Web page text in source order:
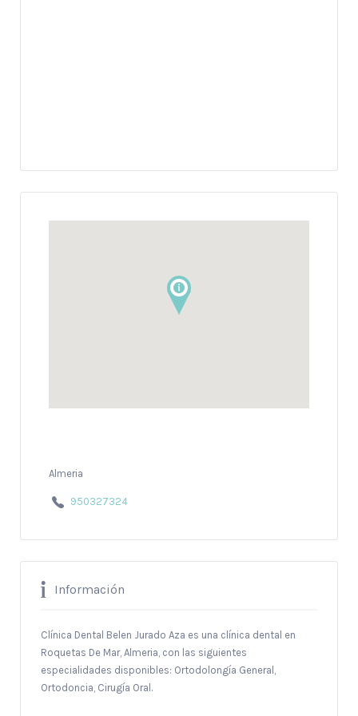
Almeria
950327324
Información
Clínica Dental Belen Jurado Aza es una clínica dental en
Roquetas De Mar, Almeria, con las siguientes
especialidades disponibles: Ortodolongía General,
Ortodoncia, Cirugía Oral.